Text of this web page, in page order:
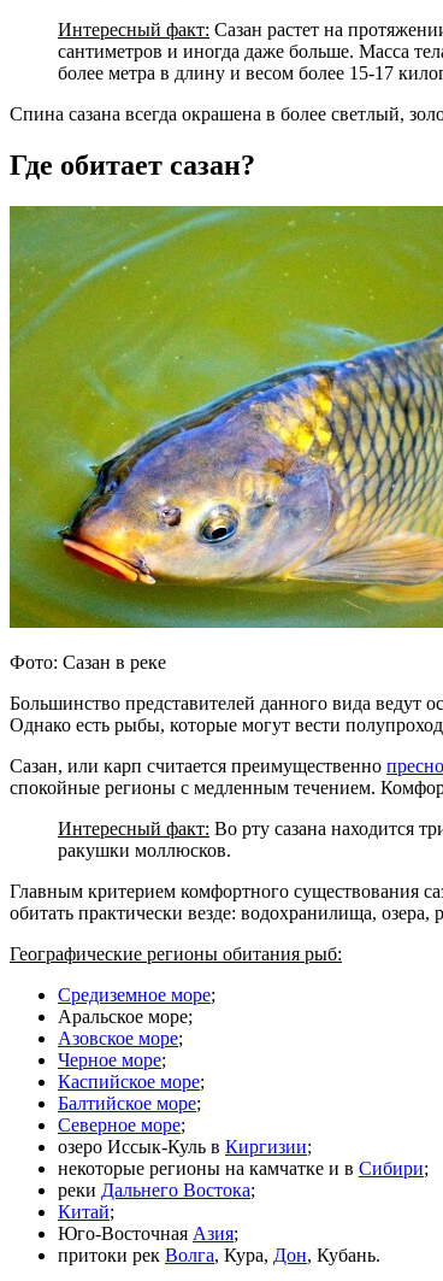
Интересный факт: Сазан растет на
сантиметров и иногда даже больше. Масса
более метра в длину и весом более 15-17
Спина сазана всегда окрашена в более светлый,
Где обитает сазан?
Фото: Сазан в реке
Большинство представителей данного вида ведут
Однако есть рыбы, которые могут вести
Сазан, или карп считается преимущественно
спокойные регионы с медленным течением.
Интересный факт: Во рту сазана находится
ракушки моллюсков.
Главным критерием комфортного существования
обитать практически везде: водохранилища,
Географические регионы обитания рыб:
Средиземное море;
Аральское море;
Азовское море;
Черное море;
Каспийское море;
Балтийское море;
Северное море;
озеро Иссык-Куль в Киргизии;
некоторые регионы на камчатке и в Сибири;
реки Дальнего Востока;
Китай;
Юго-Восточная Азия;
притоки рек Волга, Кура, Дон, Кубань.